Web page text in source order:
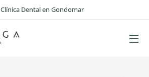
Clínica Dental en Gondomar